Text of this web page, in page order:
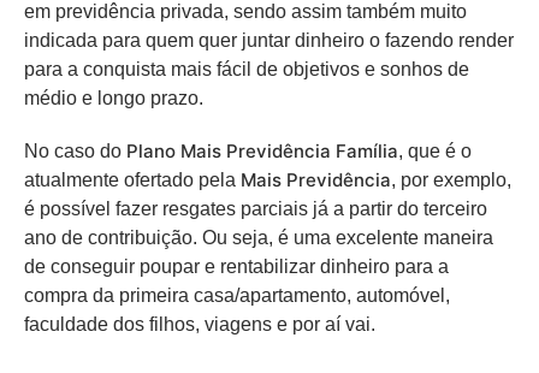
em previdência privada, sendo assim também muito
indicada para quem quer juntar dinheiro o fazendo render
para a conquista mais fácil de objetivos e sonhos de
médio e longo prazo.
No caso do Plano Mais Previdência Família, que é o
atualmente ofertado pela Mais Previdência, por exemplo,
é possível fazer resgates parciais já a partir do terceiro
ano de contribuição. Ou seja, é uma excelente maneira
de conseguir poupar e rentabilizar dinheiro para a
compra da primeira casa/apartamento, automóvel,
faculdade dos filhos, viagens e por aí vai.